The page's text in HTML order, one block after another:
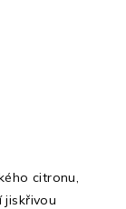
citronu,
jiskřivou